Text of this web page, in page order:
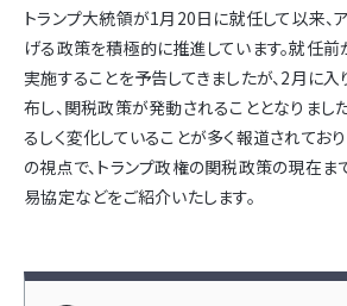
トランプ大統領が1月20日に就任して以来、
げる政策を積極的に推進しています。就任
実施することを予告してきましたが、2月に
布し、関税政策が発動されることとなりまし
るしく変化していることが多く報道されてお
の視点で、トランプ政権の関税政策の現在
易協定などをご紹介いたします。